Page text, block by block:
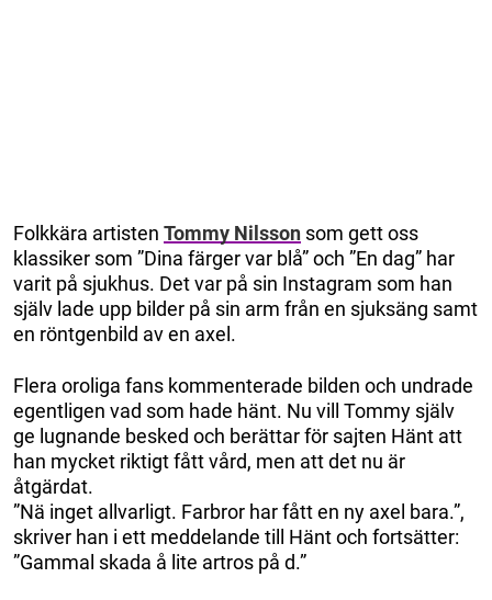
Folkkära artisten Tommy Nilsson som gett oss
klassiker som ”Dina färger var blå” och ”En dag” har
varit på sjukhus. Det var på sin Instagram som han
själv lade upp bilder på sin arm från en sjuksäng samt
en röntgenbild av en axel.
Flera oroliga fans kommenterade bilden och undrade
egentligen vad som hade hänt. Nu vill Tommy själv
ge lugnande besked och berättar för sajten Hänt att
han mycket riktigt fått vård, men att det nu är
åtgärdat.
”Nä inget allvarligt. Farbror har fått en ny axel bara.”,
skriver han i ett meddelande till Hänt och fortsätter:
”Gammal skada å lite artros på d.”